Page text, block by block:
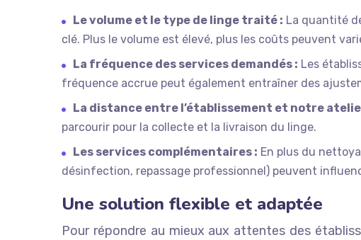
Le volume et le type de linge traité : La quantité
clé. Plus le volume est élevé, plus les coûts peuvent
La fréquence des services demandés : Les
fréquence accrue peut également entraîner des
La distance entre l’établissement et notre
parcourir pour la collecte et la livraison du linge.
Les services complémentaires : En plus du
désinfection, repassage professionnel) peuvent
Une solution flexible et adaptée
Pour répondre au mieux aux attentes des